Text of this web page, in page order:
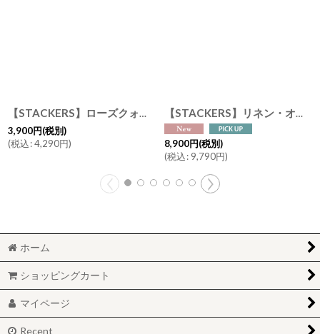
【STACKERS】ローズクォーツ ジュエリーピーク L ジュエリースタンド Rose Quartz effect Large Jewellery Peak スタッカーズ ロンドン UK
3,900円(税別)
(税込:4,290円)
【STACKERS】リネン・オートミール マルチフック ジュエリースタンド Linen/Oatmeal Mulit Hook Jewellery Standスタッカーズ ロンドンUK
8,900円(税別)
(税込: 9,790円)
ホーム
ショッピングカート
マイページ
Recent